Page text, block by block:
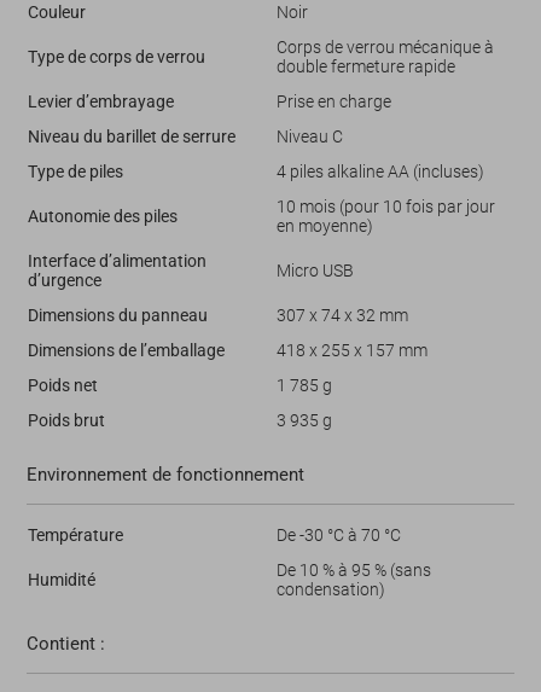
Couleur
Noir
Type de corps de verrou
Corps de verrou mécanique à
double fermeture rapide
Levier d’embrayage
Prise en charge
Niveau du barillet de serrure
Niveau C
Type de piles
4 piles alkaline AA (incluses)
Autonomie des piles
10 mois (pour 10 fois par jour
en moyenne)
Interface d’alimentation
d’urgence
Micro USB
Dimensions du panneau
307 x 74 x 32 mm
Dimensions de l’emballage
418 x 255 x 157 mm
Poids net
1 785 g
Poids brut
3 935 g
Environnement de fonctionnement
Température De -30 °C à 70 °C
Humidité
De 10 % à 95 % (sans
condensation)
Contient :